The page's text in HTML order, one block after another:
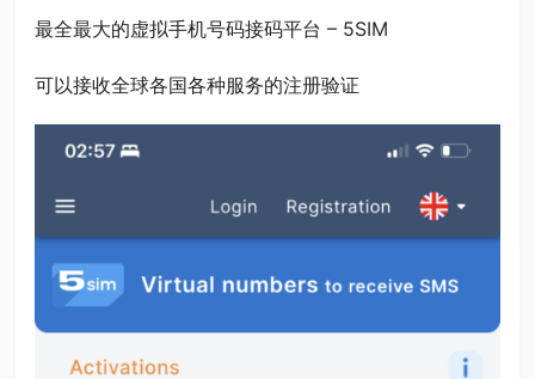
最全最大的虚拟手机号码接码平台 – 5SIM
可以接收全球各国各种服务的注册验证